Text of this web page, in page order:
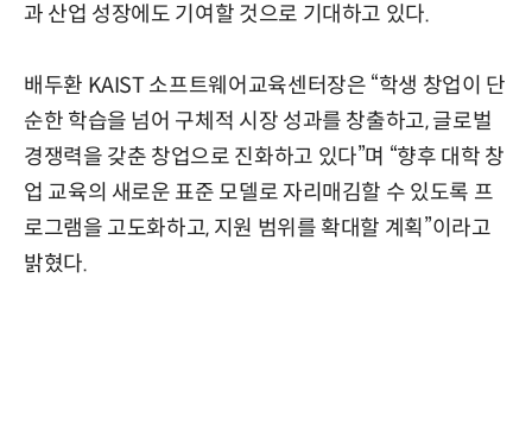
과 산업 성장에도 기여할 것으로 기대하고 있다.
배두환 KAIST 소프트웨어교육센터장은 “학생 창업이 단
순한 학습을 넘어 구체적 시장 성과를 창출하고, 글로벌
경쟁력을 갖춘 창업으로 진화하고 있다”며 “향후 대학 창
업 교육의 새로운 표준 모델로 자리매김할 수 있도록 프
로그램을 고도화하고, 지원 범위를 확대할 계획”이라고
밝혔다.